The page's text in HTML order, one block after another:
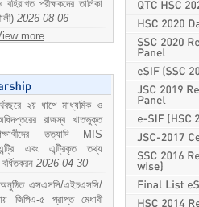
পরীক্ষকদের তালিকা
2026-08-06
more
২য় ধাপে মাধ্যমিক ও
রাজস্ব খাতভুক্ত
তত্যাদি MIS
এবং এন্ট্রিকৃত তথ্য
2026-04-30
এসএসসি/এইচএসসি/
জিপিএ-৫ প্রাপ্ত মেধাবী